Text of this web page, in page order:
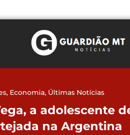
, Economia, Últimas Notícias
a adolescente
na Argentina